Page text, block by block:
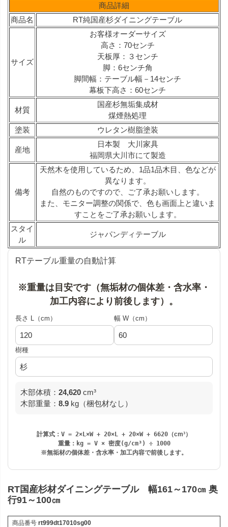
商品詳細
商品名
RT純国産杉ダイニングテーブル
サイズ
お客様オーダーサイズ
高さ：70センチ
天板厚：３センチ
脚：6センチ角
脚間幅：テーブル幅－14センチ
幕板下高さ：60センチ
材質
国産杉無垢集成材
煤煙熱処理
塗装
ウレタン樹脂塗装
産地
日本製 大川家具
福岡県大川市にて製造
備考
天然木を使用しているため、1品1品木目、色などが
異なります。
自然のものですので、ご了承お願いします。
また、モニター調整の関係で、色も画面上と違いま
すことをご了承お願いします。
スタイ
ル
ジャパンディテーブル
RTテーブル重量の自動計算
※重量は目安です（無垢材の個体差・含水率・
加工内容により前後します）。
長さ L（cm） 幅 W（cm）
樹種
木部体積： 24,620 cm³
木部重量： 8.9 kg（梱包材なし）
計算式： V = 2×L×W + 20×L + 20×W + 6620 （cm³）
重量： kg = V × 密度(g/cm³) ÷ 1000
※無垢材の個体差・含水率・加工内容で前後します。
RT国産杉材ダイニングテーブル 幅161～170㎝ 奥
行91～100㎝
商品番号 rt999dt17010sg00